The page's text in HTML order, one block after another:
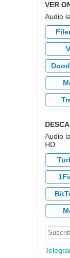
VER
Audio
Audio
HD